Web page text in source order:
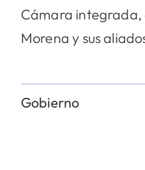
Cámara integrada,
Morena y sus
Gobierno